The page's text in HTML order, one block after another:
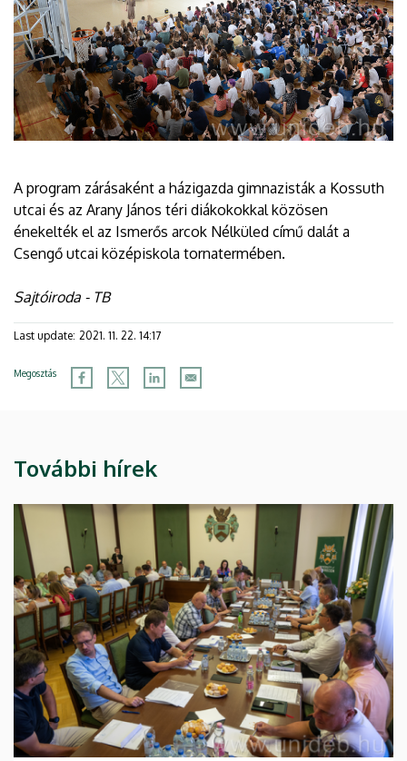
A program zárásaként a házigazda gimnazisták a Kossuth
utcai és az Arany János téri diákokokkal közösen
énekelték el az Ismerős arcok Nélküled című dalát a
Csengő utcai középiskola tornatermében.
Sajtóiroda - TB
Last update: 2021. 11. 22. 14:17
Megosztás
További hírek